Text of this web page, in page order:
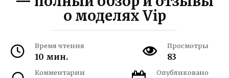
о моделях Vip
Время чтения
10 мин.
Просмотры
83
Комментарии Опубликовано